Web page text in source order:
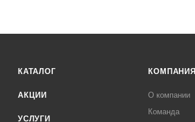
КАТАЛОГ
АКЦИИ
УСЛУГИ
КОМПАНИЯ
О компании
Команда